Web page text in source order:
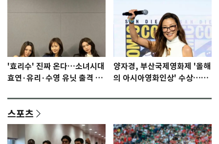
'효리수' 진짜 온다…소녀시대
효연·유리·수영 유닛 출격 [N
양자경, 부산국제영화제 '올해
의 아시아영화인상' 수상…15
스포츠